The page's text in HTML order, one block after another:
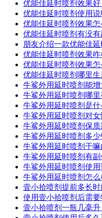
优能佳延时喷剂效果
优能佳延时喷剂使用
优能佳延时喷剂效果
优能佳延时喷剂有没
朋友介绍一款优能佳
优能佳延时喷剂效果
优能佳延时喷剂效果
优能佳延时喷剂哪里
牛鲨外用延时喷剂能
牛鲨外用延时喷剂哪
牛鲨外用延时喷剂是什
牛鲨外用延时喷剂对
牛鲨外用延时喷剂保质
牛鲨外用延时喷剂多少
牛鲨外用延时喷剂干嘛
牛鲨外用延时喷剂有
牛鲨外用延时喷剂使用
牛鲨外用延时喷剂怎么
壹小拾喷剂提前多长
使用壹小拾喷剂后需要
壹小拾喷剂一瓶几毫